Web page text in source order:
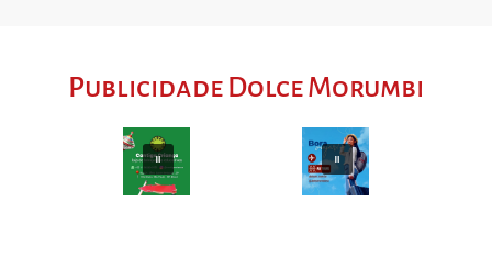
Publicidade Dolce Morumbi